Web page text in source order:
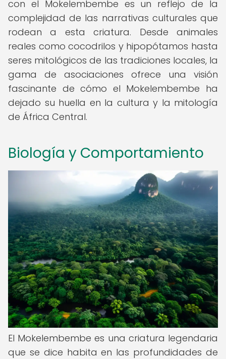
con el Mokelembembe es un reflejo de la
complejidad de las narrativas culturales que
rodean a esta criatura. Desde animales
reales como cocodrilos y hipopótamos hasta
seres mitológicos de las tradiciones locales, la
gama de asociaciones ofrece una visión
fascinante de cómo el Mokelembembe ha
dejado su huella en la cultura y la mitología
de África Central.
Biología y Comportamiento
El Mokelembembe es una criatura legendaria
que se dice habita en las profundidades de